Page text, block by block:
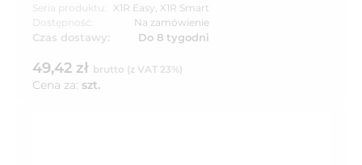
Seria produktu: X1R Easy, X1R Smart
Dostępność:
Na zamówienie
Czas dostawy: Do 8 tygodni
49,42 zł brutto (z VAT 23%)
Cena za: szt.